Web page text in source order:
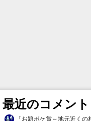
最近のコメント
「お題ボケ賞～地元近くの